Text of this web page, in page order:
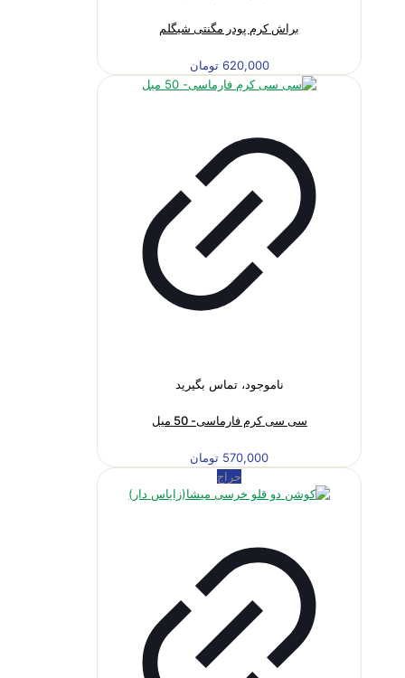
براش کرم پودر مگنتی شیگلم
620,000 تومان
ناموجود، تماس بگیرید
سی سی کرم فارماسی- 50 میل
570,000 تومان
حراج